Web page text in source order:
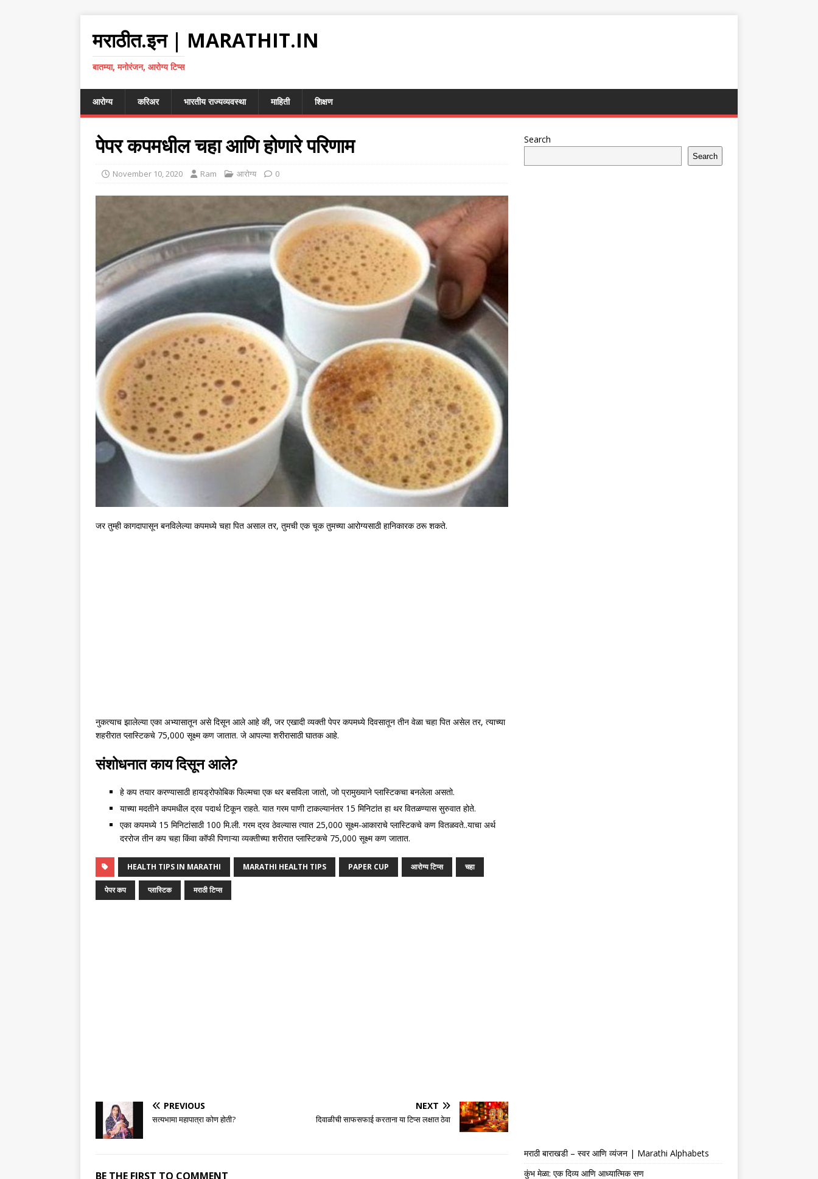
मराठीत.इन | MARATHIT.IN
बातम्या, मनोरंजन, आरोग्य टिप्स
आरोग्य करिअर भारतीय राज्यव्यवस्था माहिती शिक्षण
पेपर कपमधील चहा आणि होणारे परिणाम
November 10, 2020 Ram आरोग्य 0
जर तुम्ही कागदापासून बनविलेल्या कपमध्ये चहा पित असाल तर, तुमची एक चूक तुमच्या आरोग्यसाठी हानिकारक ठरू शकते.
नुकत्याच झालेल्या एका अभ्यासातून असे दिसून आले आहे की, जर एखादी व्यक्ती पेपर कपमध्ये दिवसातून तीन वेळा चहा पित असेल तर, त्याच्या
शहरीरात प्लास्टिकचे 75,000 सूक्ष्म कण जातात. जे आपल्या शरीरासाठी घातक आहे.
संशोधनात काय दिसून आले?
हे कप तयार करण्यासाठी हायड्रोफोबिक फिल्मचा एक थर बसविला जातो, जो प्रामुख्याने प्लास्टिकचा बनलेला असतो.
याच्या मदतीने कपमधील द्रव पदार्थ टिकून राहते. यात गरम पाणी टाकल्यानंतर 15 मिनिटांत हा थर वितळण्यास सुरुवात होते.
एका कपमध्ये 15 मिनिटांसाठी 100 मि.ली. गरम द्रव ठेवल्यास त्यात 25,000 सूक्ष्म-आकाराचे प्लास्टिकचे कण वितळवते..याचा अर्थ
दररोज तीन कप चहा किंवा कॉफी पिणाऱ्या व्यक्तीच्या शरीरात प्लास्टिकचे 75,000 सूक्ष्म कण जातात.
HEALTH TIPS IN MARATHI MARATHI HEALTH TIPS PAPER CUP आरोग्य टिप्स चहा
पेपर कप प्लास्टिक मराठी टिप्स
PREVIOUS
सत्यभामा महापात्रा कोण होती?
NEXT
दिवाळीची साफसफाई करताना या टिप्स लक्षात ठेवा
BE THE FIRST TO COMMENT
Search
Search
मराठी बाराखडी – स्वर आणि व्यंजन | Marathi Alphabets
कुंभ मेळा: एक दिव्य आणि आध्यात्मिक सण